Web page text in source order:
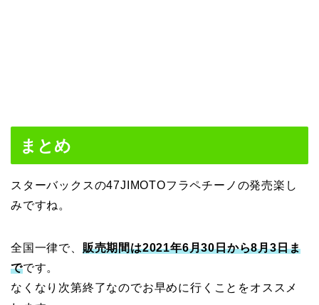
まとめ
スターバックスの47JIMOTOフラペチーノの発売楽し
みですね。
全国一律で、 販売期間は2021年6月30日から8月3日ま
でです。
なくなり次第終了なのでお早めに行くことをオススメ